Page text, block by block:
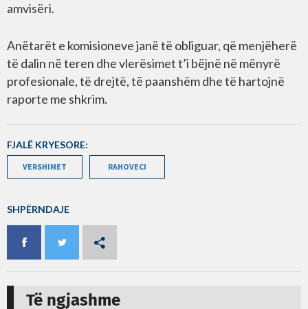
amvisëri.
Anëtarët e komisioneve janë të obliguar, që menjëherë
të dalin në teren dhe vlerësimet t’i bëjnë në mënyrë
profesionale, të drejtë, të paanshëm dhe të hartojnë
raporte me shkrim.
FJALË KRYESORE:
VERSHIMET RAHOVECI
SHPËRNDAJE
Të ngjashme